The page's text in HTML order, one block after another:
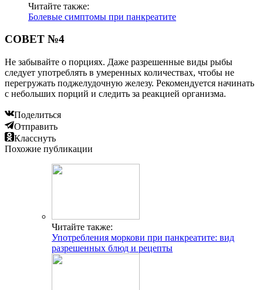
Читайте также:
Болевые симптомы при панкреатите
СОВЕТ №4
Не забывайте о порциях. Даже разрешенные виды рыбы
следует употреблять в умеренных количествах, чтобы не
перегружать поджелудочную железу. Рекомендуется начинать
с небольших порций и следить за реакцией организма.
Поделиться
Отправить
Класснуть
Похожие публикации
Читайте также:
Употребления моркови при панкреатите: вид
разрешенных блюд и рецепты